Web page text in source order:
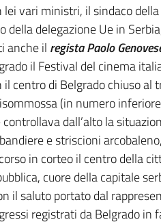
lei vari ministri, il sindaco
della delegazione Ue in
anche il regista Paolo
il Festival del cinema
il centro di Belgrado chiuso
(in numero
controllava dall’alto la
e striscioni
in corteo il centro della
cuore della capitale
il saluto portato dal
registrati da Belgrado